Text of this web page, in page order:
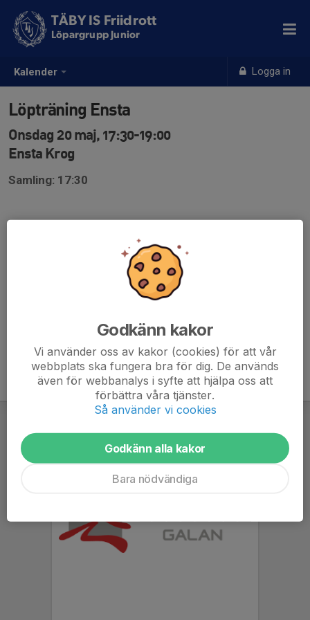
Kalender Logga in
TÄBY IS Friidrott
Löpargrupp Junior
Löpträning Ensta
Onsdag 20 maj, 17:30-19:00
Ensta Krog
Samling: 17:30
Godkänn kakor
Vi använder oss av kakor (cookies) för att vår
webbplats ska fungera bra för dig. De används
även för webbanalys i syfte att hjälpa oss att
förbättra våra tjänster.
Så använder vi cookies
Godkänn alla kakor
Bara nödvändiga